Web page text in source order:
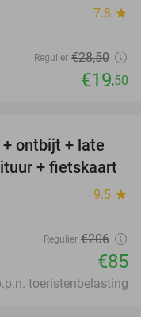
7.8 star
Regulier €28,50
€19,50
59%
ontbijt + late
+ fietskaart
9.5 star
Regulier €206
€85
toeristenbelasting